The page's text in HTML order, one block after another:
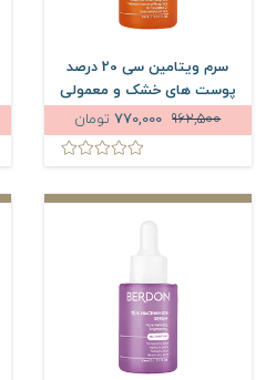
سرم ویتامین سی 20 درصد
پوست های خشک و معمولی
بردون حجم 30 میلی لیتر
962,500 تومان